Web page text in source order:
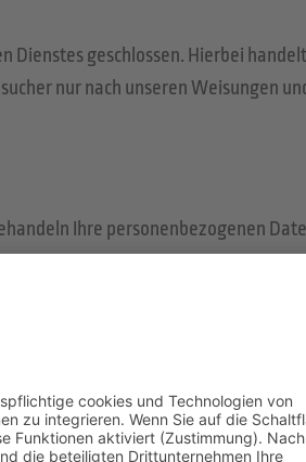
geschlossen. Hierbei
nur nach unseren Weisungen
Ihre personenbezogenen
Personenbezogene Daten sind
Sie erläutert auch, wie und zu
E-Mail) Sicherheitslücken